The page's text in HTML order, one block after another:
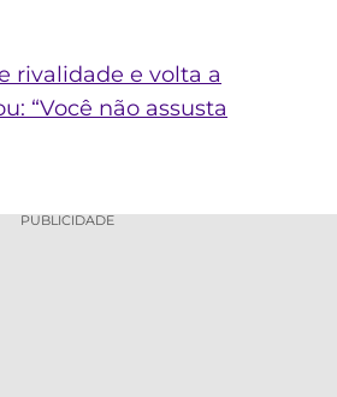
rivalidade e volta a
“Você não assusta
PUBLICIDADE